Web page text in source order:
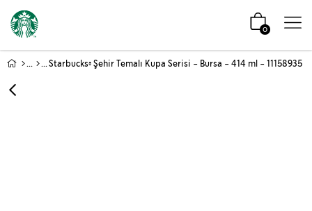
0
Starbucks® Şehir Temalı Kupa Serisi - Bursa - 414 ml - 11158935